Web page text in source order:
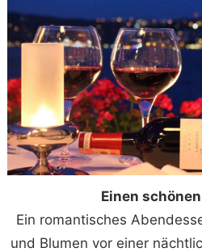
Einen
Ein romantisches
und Blumen vor einer